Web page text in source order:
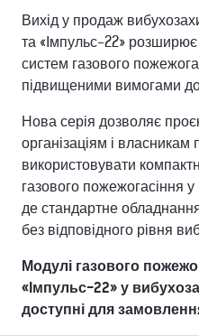
Вихід у продаж
та «Імпульс-22»
систем газового
підвищеними вимогами
Нова серія дозволяє
організаціям і власникам
використовувати
газового пожежогасіння
де стандартне
без відповідного рівня
Модулі газового
«Імпульс-22» у
доступні для